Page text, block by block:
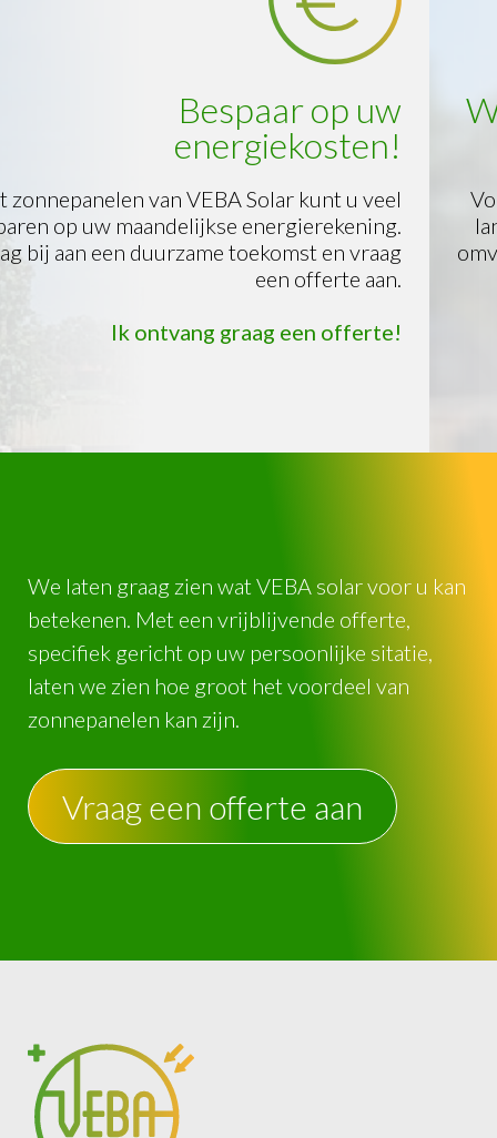
Welke panelen passen bij uw
situatie?
Voordat we een offerte maken komen wij bij u
langs en bekijken we het dak, de plaats van de
omvormer en de groepenkast. Samen kijken we
dan naar de voor u ideale oplossing.
Lees meer...
We laten graag zien wat VEBA solar voor u kan
betekenen. Met een vrijblijvende offerte,
specifiek gericht op uw persoonlijke sitatie,
laten we zien hoe groot het voordeel van
zonnepanelen kan zijn.
Vraag een offerte aan